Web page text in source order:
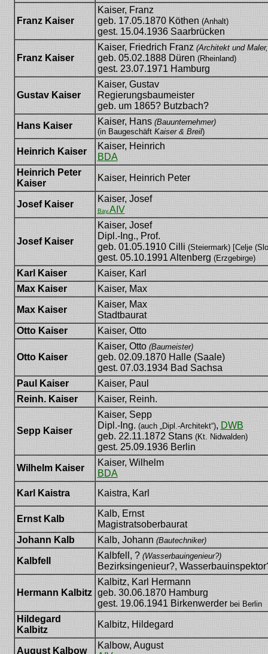
Franz Kaiser
Kaiser, Franz
geb. 17.05.1870 Köthen (Anhalt)
gest. 15.04.1936 Saarbrücken
Franz Kaiser
Kaiser, Friedrich Franz (Architekt und
geb. 05.02.1888 Düren (Rheinland)
gest. 23.07.1971 Hamburg
Gustav Kaiser
Kaiser, Gustav
Regierungsbaumeister
geb. um 1865? Butzbach?
Hans Kaiser
Kaiser, Hans (Bauunternehmer)
(in Baugeschäft Kaiser & Breil)
Heinrich Kaiser
Kaiser, Heinrich
BDA
Heinrich Peter
Kaiser
Kaiser, Heinrich Peter
Josef Kaiser
Kaiser, Josef
Bay.AIV
Josef Kaiser
Kaiser, Josef
Dipl.-Ing., Prof.
geb. 01.05.1910 Cilli (Steiermark) [Celje
gest. 05.10.1991 Altenberg (Erzgebirge)
Karl Kaiser
Kaiser, Karl
Max Kaiser
Kaiser, Max
Max Kaiser
Kaiser, Max
Stadtbaurat
Otto Kaiser
Kaiser, Otto
Otto Kaiser
Kaiser, Otto (Baumeister)
geb. 02.09.1870 Halle (Saale)
gest. 07.03.1934 Bad Sachsa
Paul Kaiser
Kaiser, Paul
Reinh. Kaiser
Kaiser, Reinh.
Sepp Kaiser
Kaiser, Sepp
Dipl.-Ing. (auch „Dipl.-Architekt“), DWB
geb. 22.11.1872 Stans (Kt. Nidwalden)
gest. 25.09.1936 Berlin
Wilhelm Kaiser
Kaiser, Wilhelm
BDA
Karl Kaistra
Kaistra, Karl
Ernst Kalb
Kalb, Ernst
Magistratsoberbaurat
Johann Kalb
Kalb, Johann (Bautechniker)
Kalbfell
Kalbfell, ? (Wasserbauingenieur?)
Bezirksingenieur?,
Hermann Kalbitz
Kalbitz, Karl Hermann
geb. 30.06.1870 Hamburg
gest. 19.06.1941 Birkenwerderbei Berlin
Hildegard
Kalbitz
Kalbitz, Hildegard
August Kalbow
Kalbow, August